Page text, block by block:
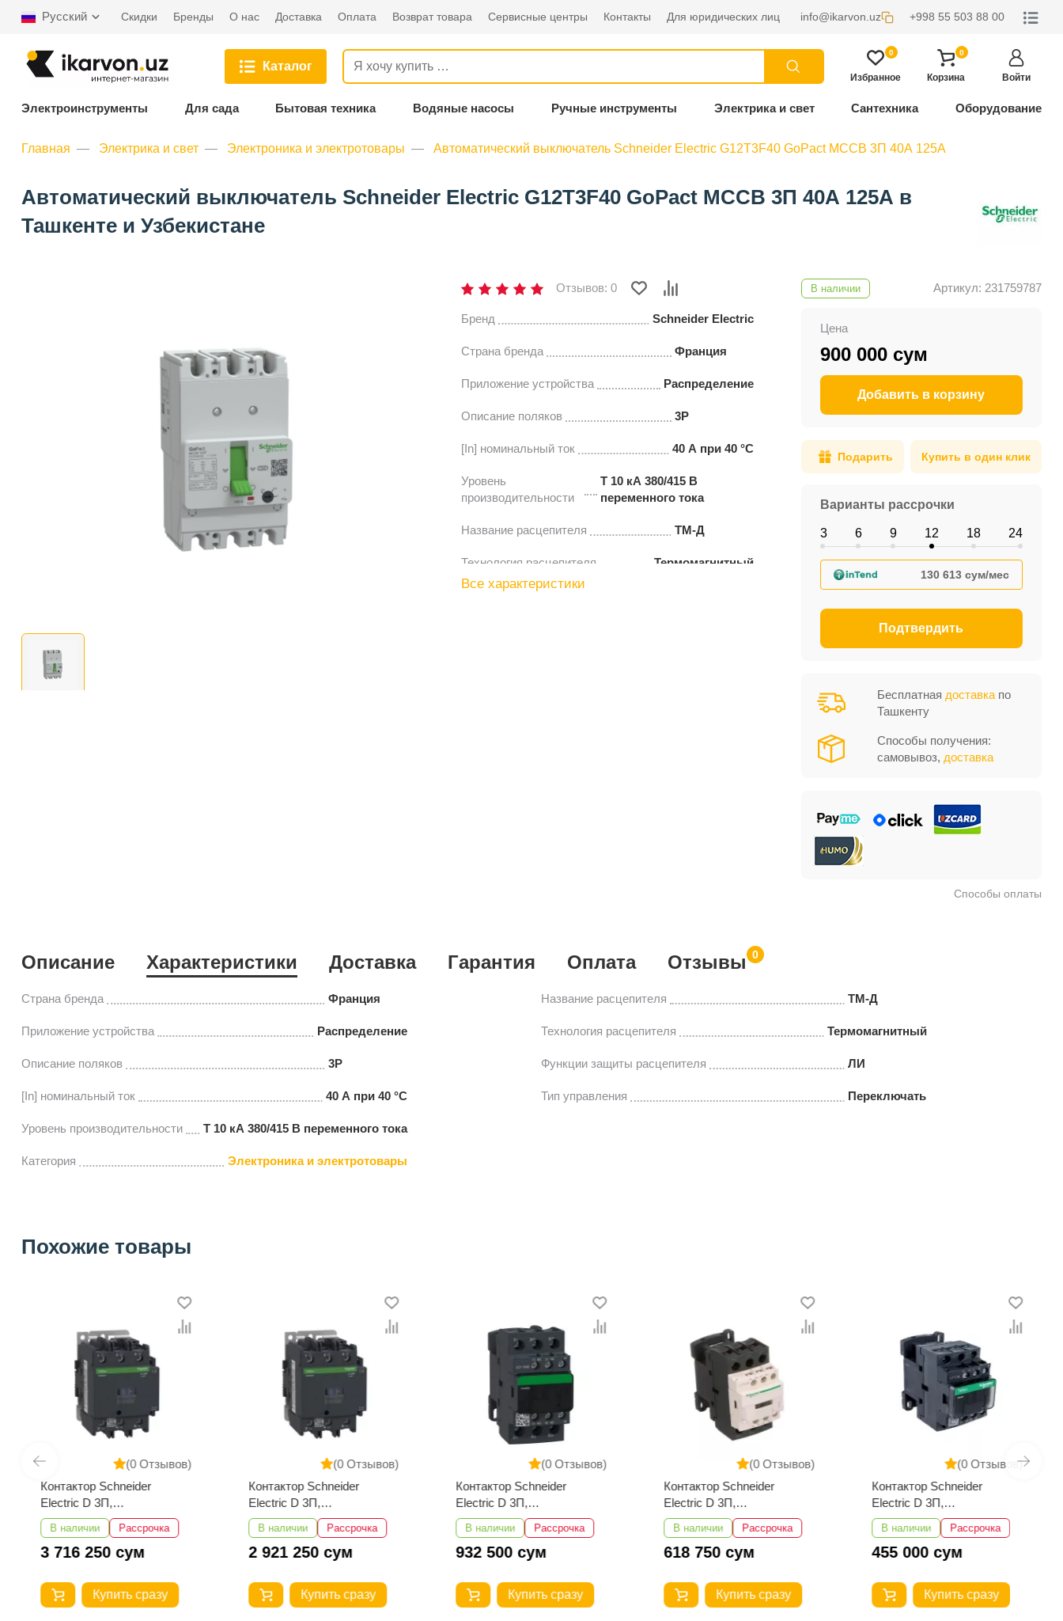
Русский Скидки Бренды О нас Доставка Оплата Возврат товара Сервисные центры Контакты Для юридических лиц info@ikarvon.uz +998 55 503 88 00
Каталог
0
Избранное
0
Корзина Войти
Электроинструменты Для сада Бытовая техника Водяные насосы Ручные инструменты Электрика и свет Сантехника Оборудование
Главная Электрика и свет Электроника и электротовары Автоматический выключатель Schneider Electric G12T3F40 GoPact MCCB 3П 40А 125А
Автоматический выключатель Schneider Electric G12T3F40 GoPact MCCB 3П 40А 125А в
Ташкенте и Узбекистане
Отзывов: 0
Бренд Schneider Electric
Страна бренда Франция
Приложение устройства Распределение
Описание поляков 3P
[In] номинальный ток 40 А при 40 °С
Уровень
производительности
Т 10 кА 380/415 В
переменного тока
Название расцепителя ТМ-Д
Технология расцепителя Термомагнитный
Все характеристики
В наличии Артикул: 231759787
Цена
900 000 сум
Добавить в корзину
Подарить Купить в один клик
Варианты рассрочки
3 6 9 12 18 24
130 613 сум/мес
Подтвердить
Бесплатная доставкапо
Ташкенту
Способы получения:
самовывоз, доставка
Способы оплаты
Описание Характеристики Доставка Гарантия Оплата 0
Отзывы
Страна бренда Франция
Приложение устройства Распределение
Описание поляков 3P
[In] номинальный ток 40 А при 40 °С
Уровень производительности Т 10 кА 380/415 В переменного тока
Категория Электроника и электротовары
Название расцепителя ТМ-Д
Технология расцепителя Термомагнитный
Функции защиты расцепителя ЛИ
Тип управления Переключать
Похожие товары
(0 Отзывов)
Контактор Schneider
Electric D 3П,
95А,НО+НЗ,220B
LC1D95M7
В наличии Рассрочка
3 716 250 сум
Купить сразу
(0 Отзывов)
Контактор Schneider
Electric D 3П,
80А,НО+НЗ,220B
LC1D80M7
В наличии Рассрочка
2 921 250 сум
Купить сразу
(0 Отзывов)
Контактор Schneider
Electric D 3П,
32А,НО+НЗ,220B
LC1D32M7
В наличии Рассрочка
932 500 сум
Купить сразу
(0 Отзывов)
Контактор Schneider
Electric D 3П,
25А,НО+НЗ,220B
LC1D25M7
В наличии Рассрочка
618 750 сум
Купить сразу
(0 Отзывов)
Контактор Schneider
Electric D 3П,
18А,НО+НЗ,220B
LC1D18M7
В наличии Рассрочка
455 000 сум
Купить сразу